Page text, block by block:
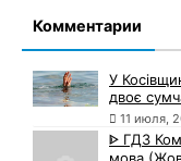
Комментарии
У
двоє
11 июля,
ᐈ ГДЗ
мова